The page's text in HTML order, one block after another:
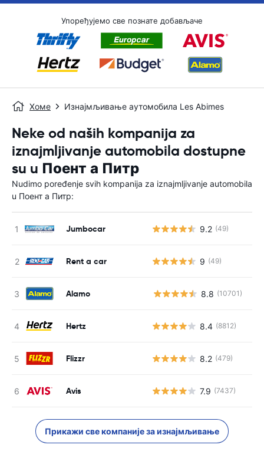
Упоређујемо све познате добављаче
Хоме Изнајмљивање аутомобила Les Abimes
Neke od naših kompanija za
iznajmljivanje automobila dostupne
su u Поент а Питр
Nudimo poređenje svih kompanija za iznajmljivanje automobila
u Поент а Питр:
Jumbocar 9.2 (49)
Rent a car 9 (49)
Alamo 8.8 (10701)
Hertz 8.4 (8812)
Flizzr 8.2 (479)
Avis 7.9 (7437)
Прикажи све компаније за изнајмљивање